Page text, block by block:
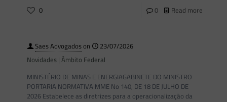
0 0 Read more
Saes Advogadoson
23/07/2026
Novidades | Âmbito Federal
MINISTÉRIO DE MINAS E ENERGIAGABINETE DO MINISTRO
PORTARIA NORMATIVA MME No 140, DE 18 DE JULHO DE
2026 Estabelece as diretrizes para a operacionalização da